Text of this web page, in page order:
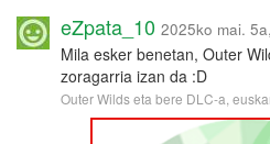
eZpata_10 2025ko mai.
Mila esker benetan, Outer
zoragarria izan da :D
Outer Wilds eta bere DLC-a,